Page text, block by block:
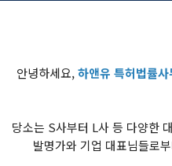
안녕하세요,하앤유 특허법률
당소는 S사부터 L사 등 다양한
발명가와 기업 대표님들로